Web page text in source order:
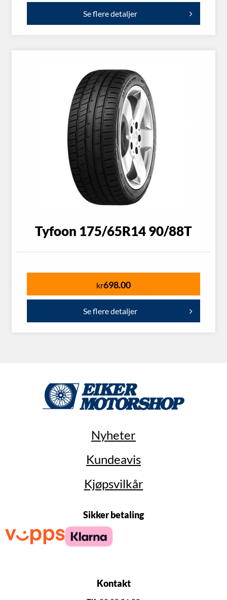
Se flere detaljer
Tyfoon 175/65R14 90/88T
kr698.00
Se flere detaljer
Nyheter
Kundeavis
Kjøpsvilkår
Sikker betaling
Kontakt